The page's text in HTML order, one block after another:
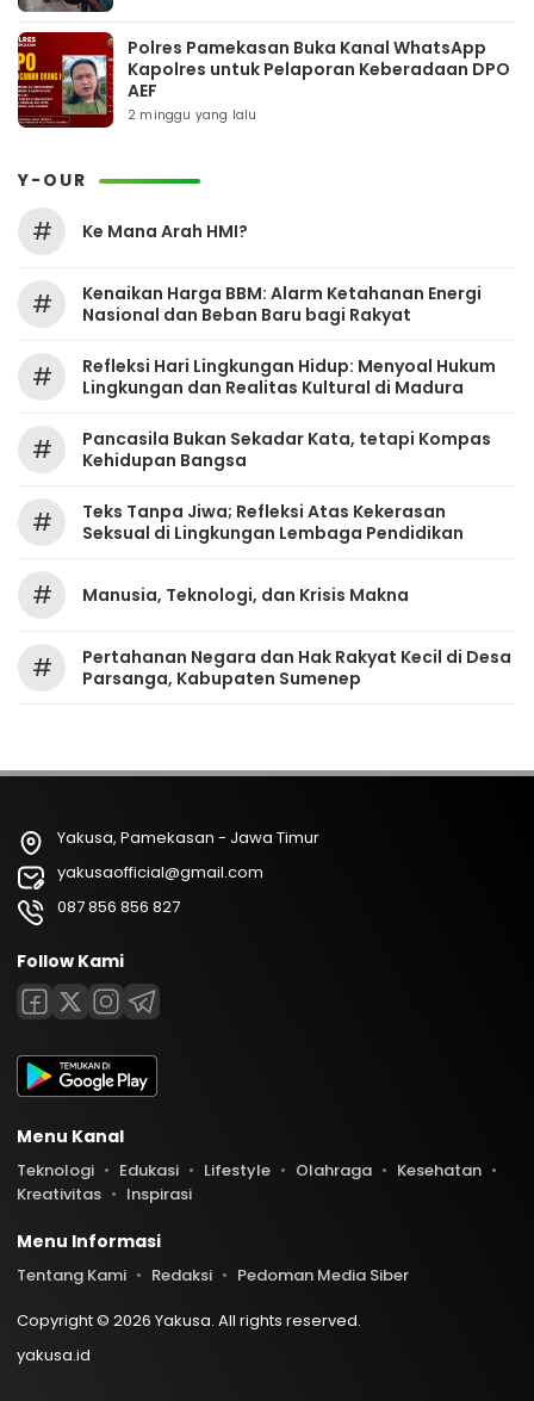
Polres Pamekasan Buka Kanal WhatsApp
Kapolres untuk Pelaporan Keberadaan DPO
AEF
2 minggu yang lalu
Y-OUR
# Ke Mana Arah HMI?
#
Kenaikan Harga BBM: Alarm Ketahanan Energi
Nasional dan Beban Baru bagi Rakyat
#
Refleksi Hari Lingkungan Hidup: Menyoal Hukum
Lingkungan dan Realitas Kultural di Madura
#
Pancasila Bukan Sekadar Kata, tetapi Kompas
Kehidupan Bangsa
#
Teks Tanpa Jiwa; Refleksi Atas Kekerasan
Seksual di Lingkungan Lembaga Pendidikan
# Manusia, Teknologi, dan Krisis Makna
#
Pertahanan Negara dan Hak Rakyat Kecil di Desa
Parsanga, Kabupaten Sumenep
Yakusa, Pamekasan - Jawa Timur
yakusaofficial@gmail.com
087 856 856 827
Follow Kami
Menu Kanal
Teknologi Edukasi Lifestyle Olahraga
Kesehatan
Kreativitas
Inspirasi
Menu Informasi
Tentang Kami Redaksi
Pedoman Media Siber
Copyright © 2026 Yakusa. All rights reserved.
yakusa.id